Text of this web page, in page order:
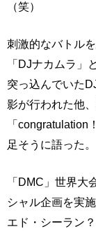
（笑）
刺激的なバトル
「DJナカムラ」
突っ込んでいた
影が行われた他
「
足そうに語った。
「DMC」世界
シャル企画を実
エド・シーラン